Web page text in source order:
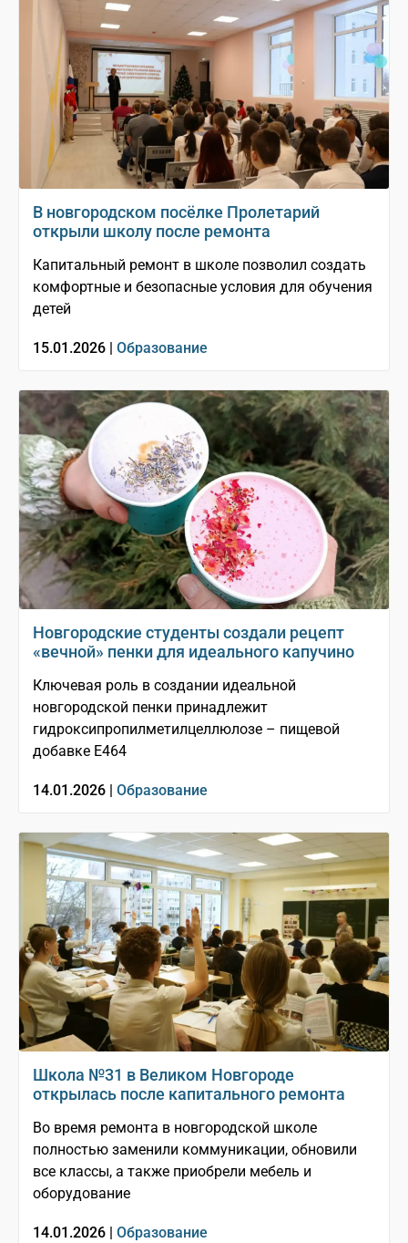
В новгородском посёлке Пролетарий
открыли школу после ремонта
Капитальный ремонт в школе позволил создать
комфортные и безопасные условия для обучения
детей
15.01.2026 | Образование
Новгородские студенты создали рецепт
«вечной» пенки для идеального капучино
Ключевая роль в создании идеальной
новгородской пенки принадлежит
гидроксипропилметилцеллюлозе – пищевой
добавке E464
14.01.2026 | Образование
Школа №31 в Великом Новгороде
открылась после капитального ремонта
Во время ремонта в новгородской школе
полностью заменили коммуникации, обновили
все классы, а также приобрели мебель и
оборудование
14.01.2026 | Образование